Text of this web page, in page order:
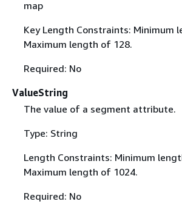
map
Key Length Constraints: Minimum
Maximum length of 128.
Required: No
ValueString
The value of a segment attribute.
Type: String
Length Constraints: Minimum
Maximum length of 1024.
Required: No